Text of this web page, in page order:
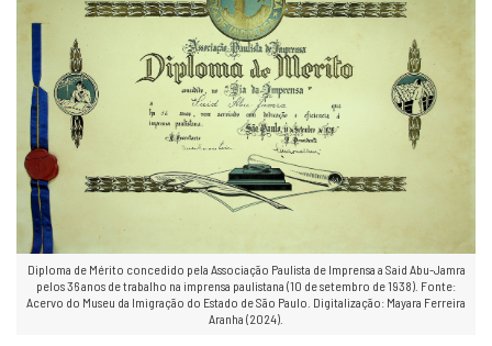
Diploma de Mérito concedido pela Associação Paulista de Imprensa a Said Abu-Jamra
pelos 36 anos de trabalho na imprensa paulistana (10 de setembro de 1938). Fonte:
Acervo do Museu da Imigração do Estado de São Paulo. Digitalização: Mayara Ferreira
Aranha (2024).